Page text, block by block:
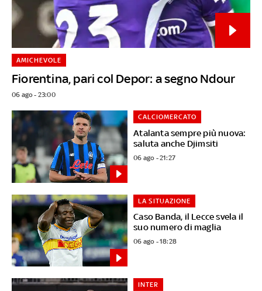
Fiorentina, pari col Depor: a segno Ndour
AMICHEVOLE
06 ago - 23:00
Atalanta sempre più nuova:
saluta anche Djimsiti
CALCIOMERCATO
06 ago - 21:27
Caso Banda, il Lecce svela il
suo numero di maglia
LA SITUAZIONE
06 ago - 18:28
INTER